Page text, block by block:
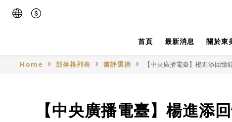
首頁 最新消息 關於東
Home 部落格列表 書評選摘 【中央廣播電臺】楊進添回
【中央廣播電臺】楊進添